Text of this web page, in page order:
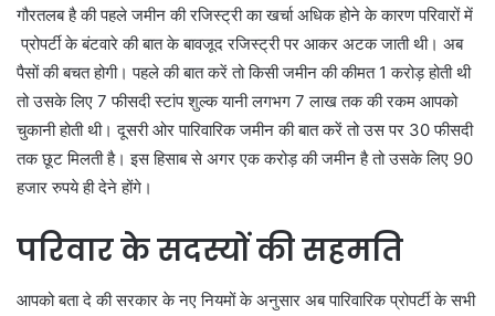
गौरतलब है की पहले जमीन की रजिस्ट्री का खर्चा अधिक होने के कारण परिवारों में
प्रोपर्टी के बंटवारे की बात के बावजूद रजिस्ट्री पर आकर अटक जाती थी। अब
पैसों की बचत होगी। पहले की बात करें तो किसी जमीन की कीमत 1 करोड़ होती थी
तो उसके लिए 7 फीसदी स्टांप शुल्क यानी लगभग 7 लाख तक की रकम आपको
चुकानी होती थी। दूसरी ओर पारिवारिक जमीन की बात करें तो उस पर 30 फीसदी
तक छूट मिलती है। इस हिसाब से अगर एक करोड़ की जमीन है तो उसके लिए 90
हजार रुपये ही देने होंगे।
परिवार के सदस्यों की सहमति
आपको बता दे की सरकार के नए नियमों के अनुसार अब पारिवारिक प्रोपर्टी के सभी